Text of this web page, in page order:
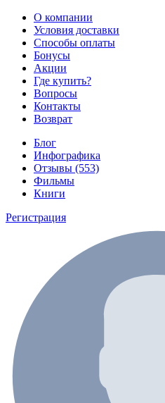
О компании
Условия доставки
Способы оплаты
Бонусы
Акции
Где купить?
Вопросы
Контакты
Возврат
Блог
Инфографика
Отзывы (553)
Фильмы
Книги
Регистрация